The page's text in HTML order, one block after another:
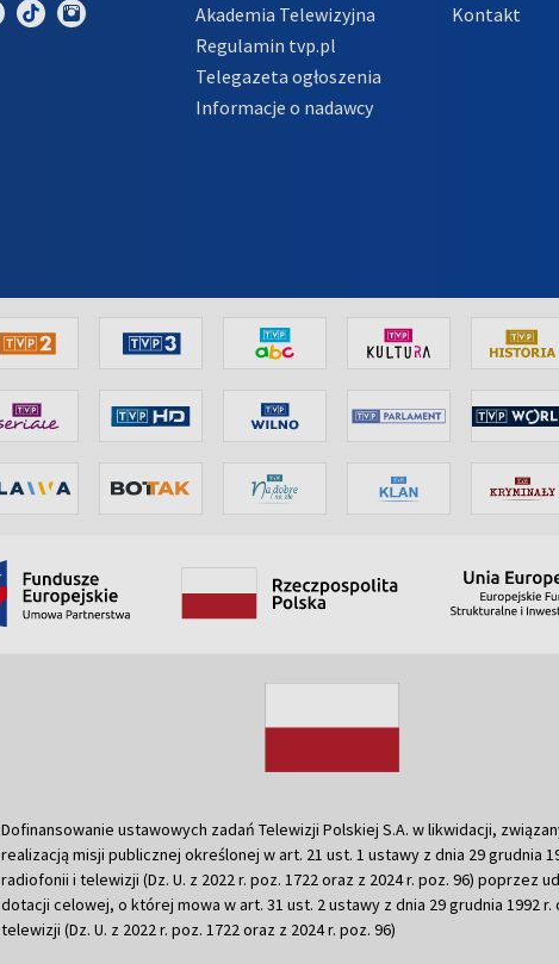
Akademia Telewizyjna
Regulamin tvp.pl
Telegazeta ogłoszenia
Informacje o nadawcy
Kontakt
Dofinansowanie ustawowych zadań Telewizji Polskiej S.A. w likwidacji,
realizacją misji publicznej określonej w art. 21 ust. 1 ustawy z dnia 29 grudnia
radiofonii i telewizji (Dz. U. z 2022 r. poz. 1722 oraz z 2024 r. poz. 96) poprzez
dotacji celowej, o której mowa w art. 31 ust. 2 ustawy z dnia 29 grudnia 1992 r.
telewizji (Dz. U. z 2022 r. poz. 1722 oraz z 2024 r. poz. 96)